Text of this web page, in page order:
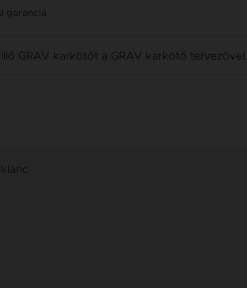
garancia
GRAV karkötőt a GRAV karkötő tervezővel.